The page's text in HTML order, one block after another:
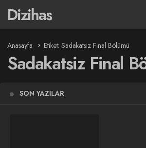
Dizihas
Anasayfa Etiket: Sadakatsiz Final Bölümü
Sadakatsiz Final
SON YAZILAR